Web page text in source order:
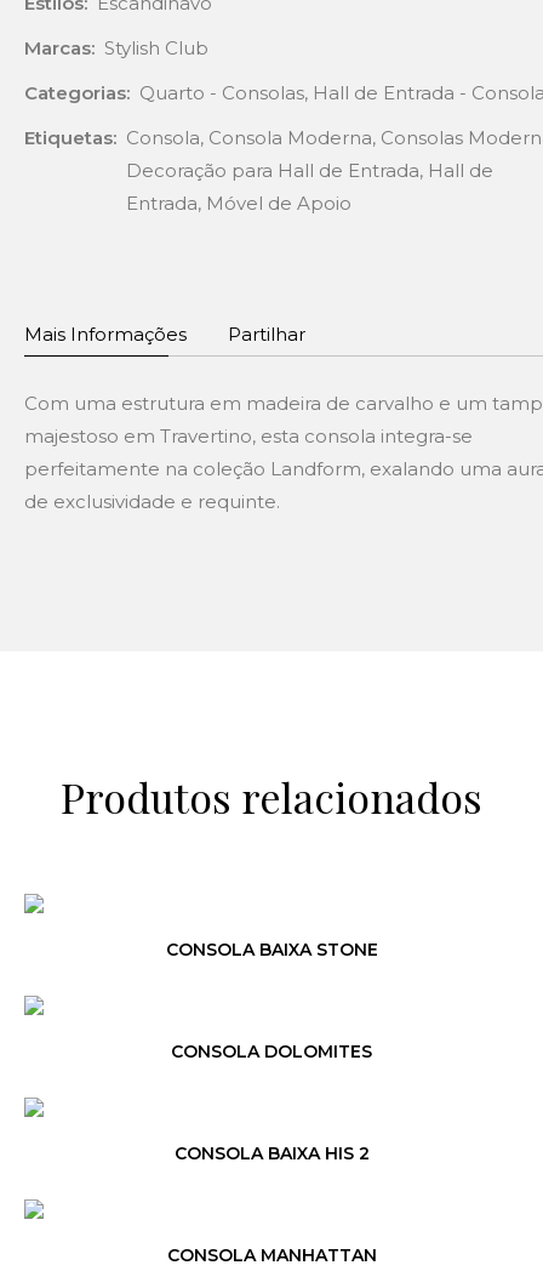
Marcas: Stylish Club
Categorias: Quarto - Consolas, Hall de Entrada -
Etiquetas: Consola, Consola Moderna, Consolas
Decoração para Hall de Entrada, Hall de
Entrada, Móvel de Apoio
Mais Informações Partilhar
Com uma estrutura em madeira de carvalho e um
majestoso em Travertino, esta consola integra-se
perfeitamente na coleção Landform, exalando uma
de exclusividade e requinte.
Produtos relacionados
CONSOLA BAIXA STONE
CONSOLA DOLOMITES
CONSOLA BAIXA HIS 2
CONSOLA MANHATTAN